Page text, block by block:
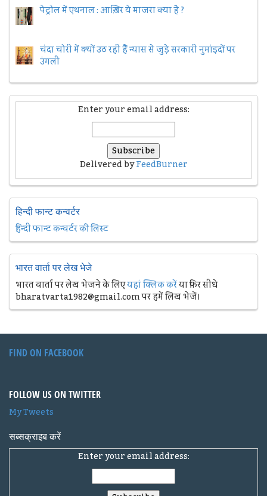
पेट्रोल में एथनाल : आख़िर ये माजरा क्या है ?
चंदा चोरी में क्यों उठ रही हैैं न्यास से जुड़े सरकारी नुमांइदों पर
उंगली
Enter your email address:
Delivered byFeedBurner
हिन्दी फान्ट कन्वर्टर
हिन्दी फान्ट कन्वर्टर की लिस्ट
भारत वार्ता पर लेख भेजे
भारत वार्ता पर लेख भेजने के लिएयहां क्लिक करेंया फिर सीधे
bharatvarta1982@gmail.com पर हमें लिख भेजें।
FIND ON FACEBOOK
FOLLOW US ON TWITTER
My Tweets
सब्सक्राइब करें
Enter your email address: